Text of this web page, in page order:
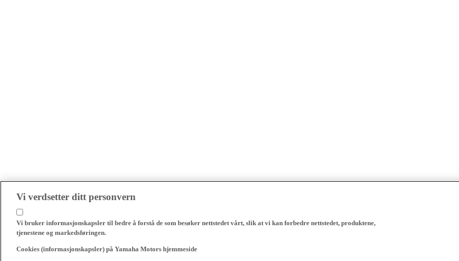
Vi verdsetter ditt personvern
Vi bruker informasjonskapsler til bedre å forstå de som besøker nettstedet vårt, slik at vi kan forbedre nettstedet, produktene,
tjenestene og markedsføringen.
Cookies (informasjonskapsler) på Yamaha Motors hjemmeside